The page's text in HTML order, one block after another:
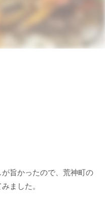
が旨かったので、荒神町の
ました。